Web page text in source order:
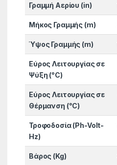
Γραμμή Αερίου (in)
Μήκος Γραμμής (m)
Ύψος Γραμμής (m)
Εύρος Λειτουργίας σε
Ψύξη (°C)
Εύρος Λειτουργίας σε
Θέρμανση (°C)
Τροφοδοσία (Ph-Volt-
Hz)
Βάρος (Kg)